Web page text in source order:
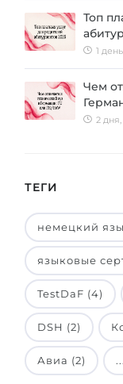
Успехна
100%
Наши
Азербайджан
Армения
Беларусь
Другая страна
Топ
1
Чем
2
ТЕГИ
немецкий
языковые
TestDaF (4)
DSH (2)
Авиа (2)